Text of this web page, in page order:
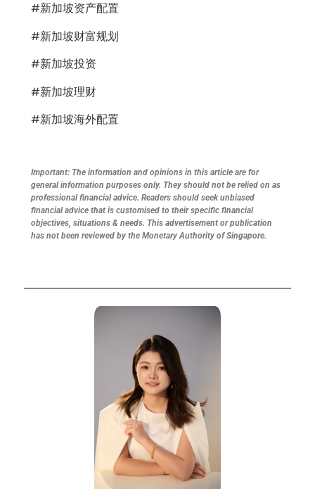
#新加坡资产配置
#新加坡财富规划
#新加坡投资
#新加坡理财
#新加坡海外配置
Important: The information and opinions in this article are for
general information purposes only. They should not be relied on as
professional financial advice. Readers should seek unbiased
financial advice that is customised to their specific financial
objectives, situations & needs. This advertisement or publication
has not been reviewed by the Monetary Authority of Singapore.